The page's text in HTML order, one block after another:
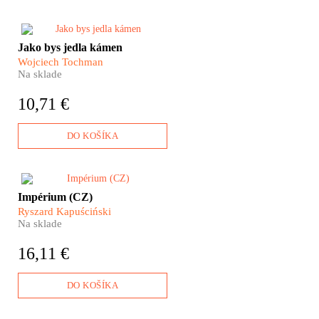
Tohle je příběh o Bosně. A taky
o kostech, které hledají svá
jména i tváře. Kostech z
masových hrobů, z hlubokých
zavražděných.
Jako bys jedla kámen
Wojciech Tochman
Na sklade
10,71 €
DO KOŠÍKA
Kapuścińského Impérium nám
ukazuje, že sovětské „impérium
zla“ vlastně nikdy úplně
nezaniklo, i když jeho
dodnes citelné a dobře viditelné
komplexy.
Impérium (CZ)
Ryszard Kapuściński
Na sklade
16,11 €
DO KOŠÍKA